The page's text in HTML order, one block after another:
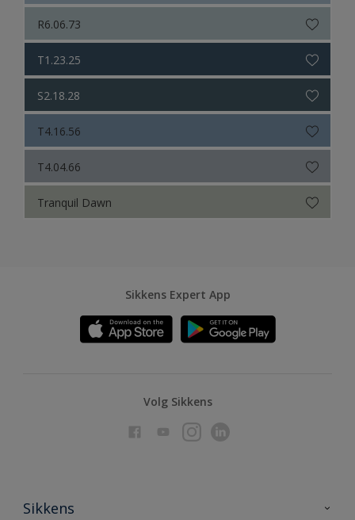
R6.06.73
T1.23.25
S2.18.28
T4.16.56
T4.04.66
Tranquil Dawn
Sikkens Expert App
Volg Sikkens
Sikkens